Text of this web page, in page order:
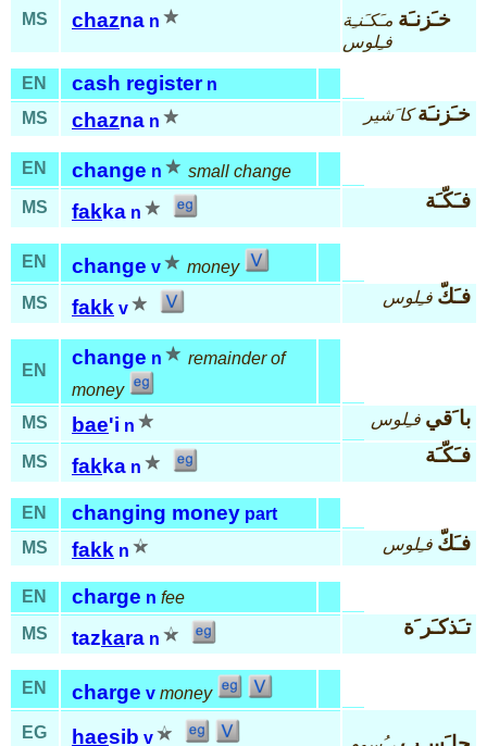
MS chazna n خـَزنـَة مـَكـَنـِة
فـِلوس
EN cash register n
MS
chazna n خـَزنـَة كا َشير
EN change n
small change
MS
fakka n
فـَكّـَة
EN change v
money
MS
fakk v
فـَكّ فـِلوس
EN
change n
remainder of
money
MS
bae'i n با َقي فـِلوس
MS fakka n
فـَكّـَة
EN changing money part
MS
fakk n فـَكّ فـِلوس
EN charge n fee
MS
taz kara n
تـَذكـَر َة
EN charge v money
EG haesib v